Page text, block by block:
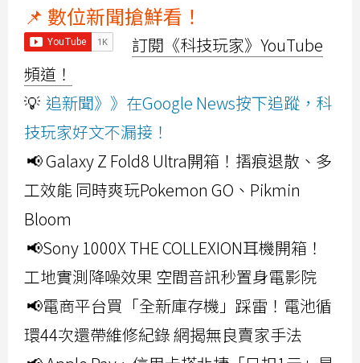
📌 數位新聞搶鮮看！
訂閱《科技玩家》YouTube
頻道！
💡 追新聞》》在Google News按下追蹤，科
技玩家好文不漏接！
📢 Galaxy Z Fold8 Ultra開箱！摺痕退散、多
工效能 同時爽玩Pokemon GO、Pikmin
Bloom
📢Sony 1000X THE COLLEXION耳機開箱！
工地實測降噪效果 空間音訊秒置身電影院
📢電商平台買「全新庫存機」踩雷！電池循
環44次還帶維修紀錄 網揭無良賣家手法